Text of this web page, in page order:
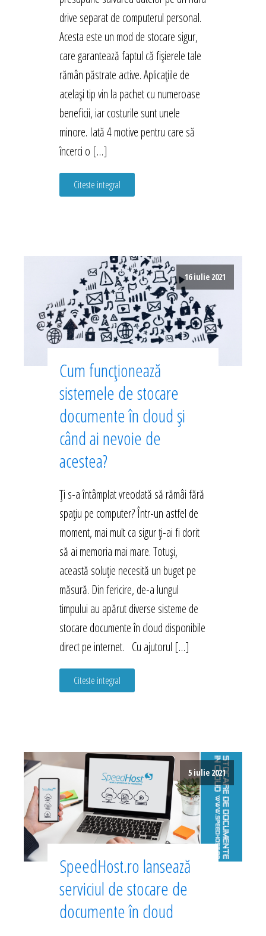
drive separat de computerul personal.
Acesta este un mod de stocare sigur,
care garantează faptul că fișierele tale
rămân păstrate active. Aplicațiile de
același tip vin la pachet cu numeroase
beneficii, iar costurile sunt unele
minore. Iată 4 motive pentru care să
încerci o […]
Citeste integral
16 iulie 2021
Cum funcționează
sistemele de stocare
documente în cloud și
când ai nevoie de
acestea?
Ți s-a întâmplat vreodată să rămâi fără
spațiu pe computer? Într-un astfel de
moment, mai mult ca sigur ți-ai fi dorit
să ai memoria mai mare. Totuși,
această soluție necesită un buget pe
măsură. Din fericire, de-a lungul
timpului au apărut diverse sisteme de
stocare documente în cloud disponibile
direct pe internet. Cu ajutorul […]
Citeste integral
5 iulie 2021
SpeedHost.ro lansează
serviciul de stocare de
documente în cloud